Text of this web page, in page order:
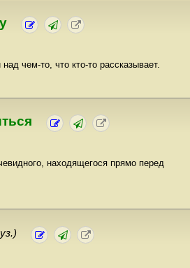
чем-то, что кто-то рассказывает.
находящегося прямо перед